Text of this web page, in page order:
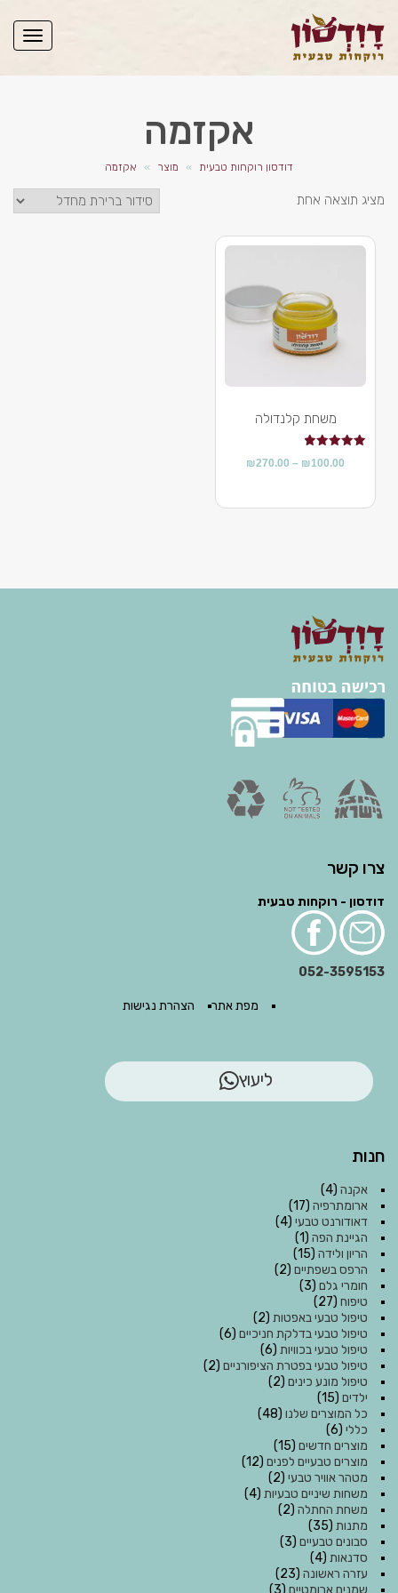
אקזמה
דודסון רוקחות טבעית » מוצר » אקזמה
מציג תוצאה אחת
משחת קלנדולה
דורג
5.00
₪100.00
–
₪270.00
צרו קשר
דודסון - רוקחות טבעית
052-3595153
מפת אתר הצהרת נגישות
ליעוץ
חנות
אקנה (4)
ארומתרפיה (17)
דאודורנט טבעי (4)
הגיינת הפה (1)
הריון ולידה (15)
הרפס בשפתיים (2)
חומרי גלם (3)
טיפוח (27)
טיפול טבעי באפטות (2)
טיפול טבעי בדלקת חניכיים (6)
טיפול טבעי בכוויות (6)
טיפול טבעי בפטרת הציפורניים (2)
טיפול מונע כינים (2)
ילדים (15)
כל המוצרים שלנו (48)
כללי (6)
מוצרים חדשים (15)
מוצרים טבעיים לפנים (12)
מטהר אוויר טבעי (2)
משחות שיניים טבעיות (4)
משחת החתלה (2)
מתנות (35)
סבונים טבעיים (3)
סדנאות (4)
עזרה ראשונה (23)
שמנים ארומטיים (3)